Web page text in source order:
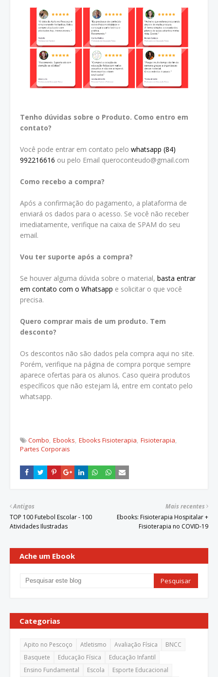
Tenho dúvidas sobre o Produto. Como entro em
contato?
Você pode entrar em contato pelo whatsapp (84)
992216616 ou pelo Email queroconteudo@gmail.com
Como recebo a compra?
Após a confirmação do pagamento, a plataforma de
enviará os dados para o acesso. Se você não receber
imediatamente, verifique na caixa de SPAM do seu
email.
Vou ter suporte após a compra?
Se houver alguma dúvida sobre o material, basta entrar
em contato com o Whatsapp e solicitar o que você
precisa.
Quero comprar mais de um produto. Tem
desconto?
Os descontos não são dados pela compra aqui no site.
Porém, verifique na página de compra porque sempre
aparece ofertas para os alunos. Caso queira produtos
específicos que não estejam lá, entre em contato pelo
whatsapp.
Combo Ebooks Ebooks Fisioterapia Fisioterapia
Partes Corporais
Mais recentes
Ebooks: Fisioterapia Hospitalar +
Fisioterapia no COVID-19
Antigos
TOP 100 Futebol Escolar - 100
Atividades Ilustradas
Ache um Ebook
Categorias
Apito no Pescoço Atletismo Avaliação Física
BNCC
Basquete
Educação Física
Educação Infantil
Ensino Fundamental
Escola
Esporte Educacional